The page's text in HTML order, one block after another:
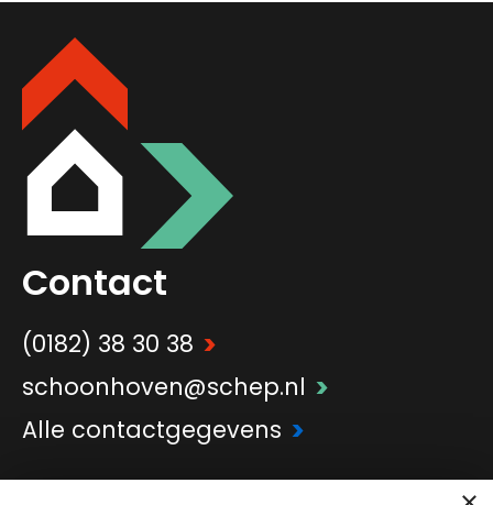
Contact
(0182) 38 30 38 >
schoonhoven@schep.nl >
Alle contactgegevens >